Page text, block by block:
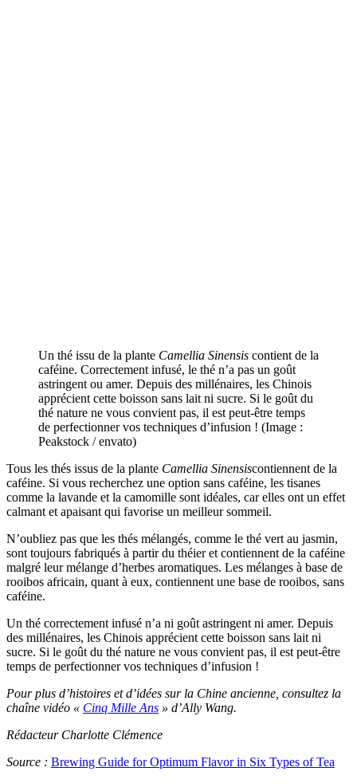
Un thé issu de la plante Camellia Sinensis contient de la
caféine. Correctement infusé, le thé n’a pas un goût
astringent ou amer. Depuis des millénaires, les Chinois
apprécient cette boisson sans lait ni sucre. Si le goût du
thé nature ne vous convient pas, il est peut-être temps
de perfectionner vos techniques d’infusion ! (Image :
Peakstock / envato)
Tous les thés issus de la plante Camellia Sinensiscontiennent de la
caféine. Si vous recherchez une option sans caféine, les tisanes
comme la lavande et la camomille sont idéales, car elles ont un effet
calmant et apaisant qui favorise un meilleur sommeil.
N’oubliez pas que les thés mélangés, comme le thé vert au jasmin,
sont toujours fabriqués à partir du théier et contiennent de la caféine
malgré leur mélange d’herbes aromatiques. Les mélanges à base de
rooibos africain, quant à eux, contiennent une base de rooibos, sans
caféine.
Un thé correctement infusé n’a ni goût astringent ni amer. Depuis
des millénaires, les Chinois apprécient cette boisson sans lait ni
sucre. Si le goût du thé nature ne vous convient pas, il est peut-être
temps de perfectionner vos techniques d’infusion !
Pour plus d’histoires et d’idées sur la Chine ancienne, consultez la
chaîne vidéo « Cinq Mille Ans » d’Ally Wang.
Rédacteur Charlotte Clémence
Source : Brewing Guide for Optimum Flavor in Six Types of Tea